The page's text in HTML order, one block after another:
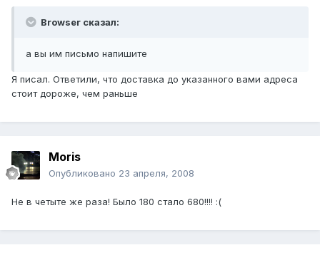
Browser сказал:
а вы им письмо напишите
Я писал. Ответили, что доставка до указанного вами адреса
стоит дороже, чем раньше
Moris
Опубликовано 23 апреля, 2008
Не в четыте же раза! Было 180 стало 680!!!! :(